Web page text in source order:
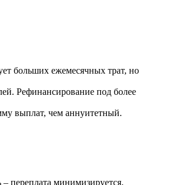
больших ежемесячных трат, но
Рефинансирование под более
выплат, чем аннуитетный.
переплата минимизируется.